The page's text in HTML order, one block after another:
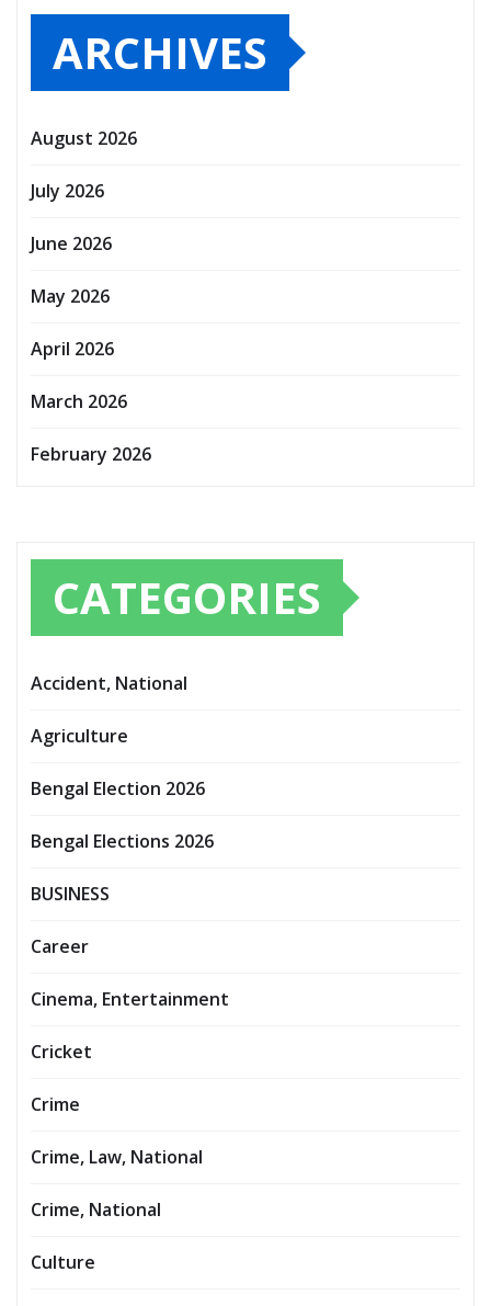
ARCHIVES
August 2026
July 2026
June 2026
May 2026
April 2026
March 2026
February 2026
CATEGORIES
Accident, National
Agriculture
Bengal Election 2026
Bengal Elections 2026
BUSINESS
Career
Cinema, Entertainment
Cricket
Crime
Crime, Law, National
Crime, National
Culture